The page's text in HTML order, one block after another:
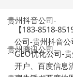
【183-8518-
公司-贵州抖音
GEO优化公司-
开户、百度信息